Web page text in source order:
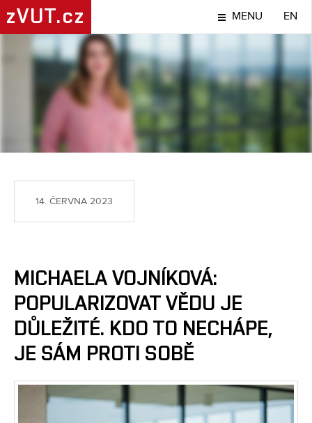
zVUT.cz MENU EN
LIDÉ
14. ČERVNA 2023
MICHAELA VOJNÍKOVÁ:
POPULARIZOVAT VĚDU JE
DŮLEŽITÉ. KDO TO NECHÁPE,
JE SÁM PROTI SOBĚ